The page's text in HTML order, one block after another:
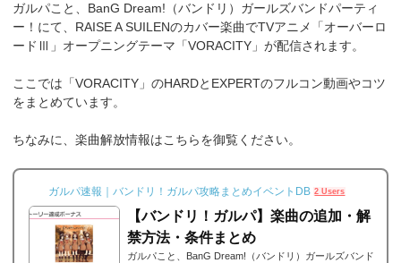
ガルパこと、BanG Dream!（バンドリ）ガールズバンドパーティ
ー！にて、RAISE A SUILENのカバー楽曲でTVアニメ「オーバーロ
ードⅢ」オープニングテーマ「VORACITY」が配信されます。
ここでは「VORACITY」のHARDとEXPERTのフルコン動画やコツ
をまとめています。
ちなみに、楽曲解放情報はこちらを御覧ください。
ガルパ速報｜バンドリ！ガルパ攻略まとめイベントDB 2 Users
【バンドリ！ガルパ】楽曲の追加・解
禁方法・条件まとめ
ガルパこと、BanG Dream!（バンドリ）ガールズバンド